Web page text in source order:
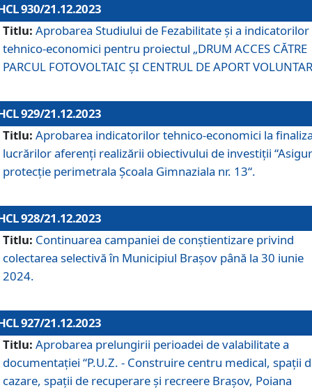
930/21.12.2023
Titlu: Aprobarea Studiului de Fezabilitate și a indicatorilor
tehnico-economici pentru proiectul „DRUM ACCES CĂTRE
PARCUL FOTOVOLTAIC ȘI CENTRUL DE APORT
929/21.12.2023
Titlu: Aprobarea indicatorilor tehnico-economici la
lucrărilor aferenți realizării obiectivului de investiții
protecție perimetrala Școala Gimnaziala nr. 13“.
928/21.12.2023
Titlu: Continuarea campaniei de conștientizare privind
colectarea selectivă în Municipiul Braşov până la 30 iunie
2024.
927/21.12.2023
Titlu: Aprobarea prelungirii perioadei de valabilitate a
documentaţiei “P.U.Z. - Construire centru medical, spații
cazare, spații de recuperare și recreere Brașov, Poiana